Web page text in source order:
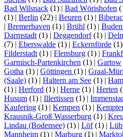
Bad Wilsnack (1) | Bad Wörishofen
(1) | Berlin (22) | Beuren (1) |
| Bremerhaven (1) | Brühl (1) |
Darmstadt (1) | Deggendorf(1) |
(7) | Eberswalde (1) | Eckernförde (1)
Filderstadt (1) | Flensburg (1) |
Garmisch-Partenkirchen (1) | Gartow
Gotha (1) | Göttingen (1) | Graal-
(Saale) (1) | Haltern am See (1) |
(1) | Herford (1) | Herne (1) | Herten
Husum (1) | Illertissen (1) |
Kaufering (1) | Kempen (1) |
Krausnik-Groß Wasserburg (1) |
Lindau (Bodensee) (1) | Löf(1) |
Mannheim (1) | Marburg (1) |